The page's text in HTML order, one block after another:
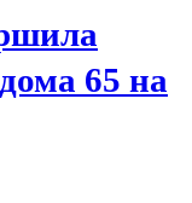
65 на